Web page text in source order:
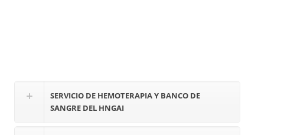
SERVICIO DE HEMOTERAPIA Y BANCO DE
SANGRE DEL HNGAI